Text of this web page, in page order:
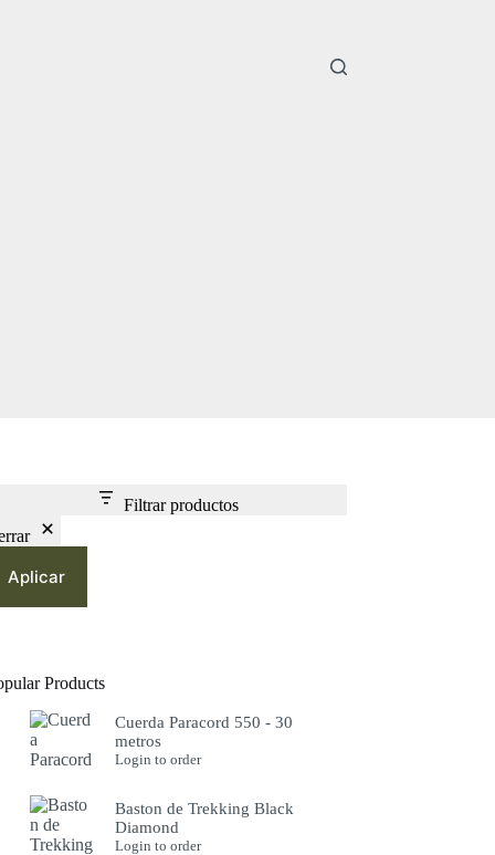
Filtrar productos
Aplicar
Products
Cuerda Paracord 550 - 30
metros
Login to order
Baston de Trekking Black
Diamond
Login to order